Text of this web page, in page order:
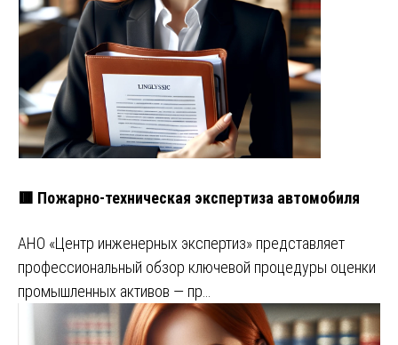
🟥 Пожарно-техническая экспертиза автомобиля
АНО «Центр инженерных экспертиз» представляет
профессиональный обзор ключевой процедуры оценки
промышленных активов — пр…